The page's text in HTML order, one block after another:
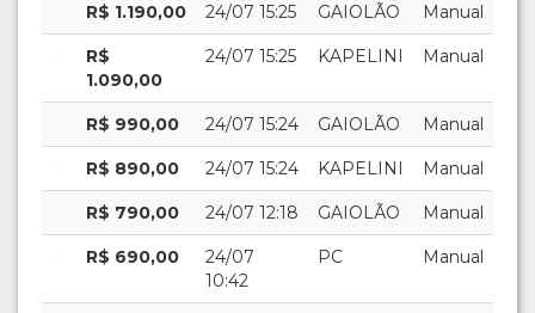
R$ 1.190,00 24/07 15:25 GAIOLÃO Manual
R$
1.090,00
24/07 15:25 KAPELINI Manual
R$ 990,00 24/07 15:24 GAIOLÃO Manual
R$ 890,00 24/07 15:24 KAPELINI Manual
R$ 790,00 24/07 12:18 GAIOLÃO Manual
R$ 690,00
24/07
10:42
PC Manual